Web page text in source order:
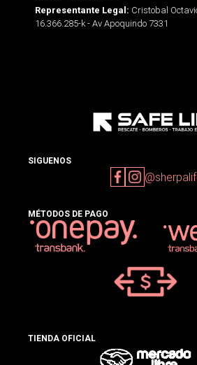
Representante Legal: Cristobal
16.366.285-k - Av Apoquindo 7331
SIGUENOS
MÉTODOS DE PAGO
TIENDA OFICIAL